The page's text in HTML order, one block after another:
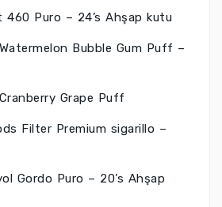
460 Puro – 24’s Ahşap kutu
Bubble Gum Puff –
Grape Puff
Filter Premium sigarillo –
Gordo Puro – 20’s Ahşap